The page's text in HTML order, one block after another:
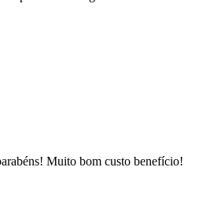
Muito bom custo benefício!